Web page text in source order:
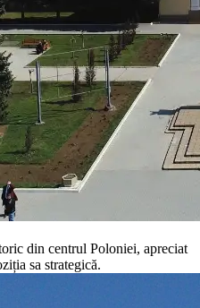
din centrul Poloniei, apreciat
sa strategică.